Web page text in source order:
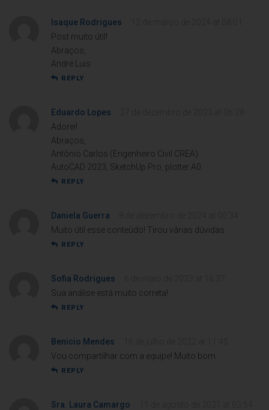
Isaque Rodrigues
Post muito útil!
Abraços,
André Luis
REPLY
Eduardo Lopes
Adorei!
Abraços,
Antônio Carlos (Engenheiro Civil CREA)
AutoCAD 2023, SketchUp Pro, plotter A0
REPLY
Daniela Guerra
Muito útil esse conteúdo! Tirou várias dúvidas.
REPLY
Sofia Rodrigues
Sua análise está muito correta!
REPLY
Benicio Mendes
Vou compartilhar com a equipe! Muito bom.
REPLY
Sra. Laura Camargo